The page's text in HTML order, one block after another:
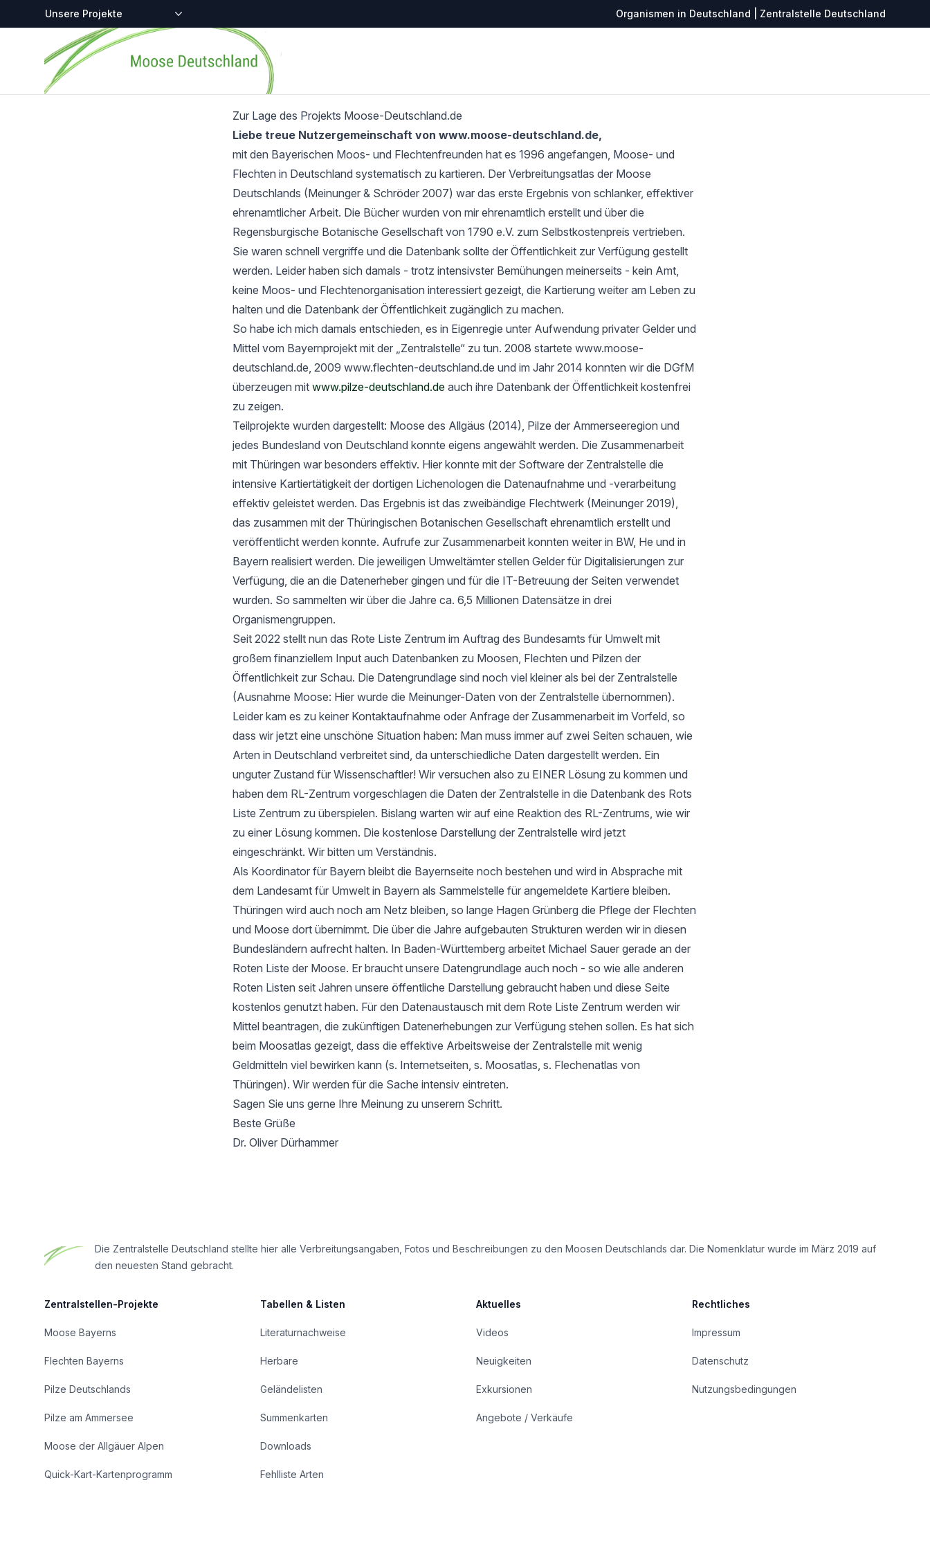
Zentralstellen-Projekte Organismen in Deutschland | Zentralstelle Deutschland
Startseite
Zur Lage des Projekts Moose-Deutschland.de
Liebe treue Nutzergemeinschaft von www.moose-deutschland.de,
mit den Bayerischen Moos- und Flechtenfreunden hat es 1996 angefangen, Moose- und
Flechten in Deutschland systematisch zu kartieren. Der Verbreitungsatlas der Moose
Deutschlands (Meinunger & Schröder 2007) war das erste Ergebnis von schlanker, effektiver
ehrenamtlicher Arbeit. Die Bücher wurden von mir ehrenamtlich erstellt und über die
Regensburgische Botanische Gesellschaft von 1790 e.V. zum Selbstkostenpreis vertrieben.
Sie waren schnell vergriffe und die Datenbank sollte der Öffentlichkeit zur Verfügung gestellt
werden. Leider haben sich damals - trotz intensivster Bemühungen meinerseits - kein Amt,
keine Moos- und Flechtenorganisation interessiert gezeigt, die Kartierung weiter am Leben zu
halten und die Datenbank der Öffentlichkeit zugänglich zu machen.
So habe ich mich damals entschieden, es in Eigenregie unter Aufwendung privater Gelder und
Mittel vom Bayernprojekt mit der „Zentralstelle“ zu tun. 2008 startete www.moose-
deutschland.de, 2009 www.flechten-deutschland.de und im Jahr 2014 konnten wir die DGfM
überzeugen mit www.pilze-deutschland.de auch ihre Datenbank der Öffentlichkeit kostenfrei
zu zeigen.
Teilprojekte wurden dargestellt: Moose des Allgäus (2014), Pilze der Ammerseeregion und
jedes Bundesland von Deutschland konnte eigens angewählt werden. Die Zusammenarbeit
mit Thüringen war besonders effektiv. Hier konnte mit der Software der Zentralstelle die
intensive Kartiertätigkeit der dortigen Lichenologen die Datenaufnahme und -verarbeitung
effektiv geleistet werden. Das Ergebnis ist das zweibändige Flechtwerk (Meinunger 2019),
das zusammen mit der Thüringischen Botanischen Gesellschaft ehrenamtlich erstellt und
veröffentlicht werden konnte. Aufrufe zur Zusammenarbeit konnten weiter in BW, He und in
Bayern realisiert werden. Die jeweiligen Umweltämter stellen Gelder für Digitalisierungen zur
Verfügung, die an die Datenerheber gingen und für die IT-Betreuung der Seiten verwendet
wurden. So sammelten wir über die Jahre ca. 6,5 Millionen Datensätze in drei
Organismengruppen.
Seit 2022 stellt nun das Rote Liste Zentrum im Auftrag des Bundesamts für Umwelt mit
großem finanziellem Input auch Datenbanken zu Moosen, Flechten und Pilzen der
Öffentlichkeit zur Schau. Die Datengrundlage sind noch viel kleiner als bei der Zentralstelle
(Ausnahme Moose: Hier wurde die Meinunger-Daten von der Zentralstelle übernommen).
Leider kam es zu keiner Kontaktaufnahme oder Anfrage der Zusammenarbeit im Vorfeld, so
dass wir jetzt eine unschöne Situation haben: Man muss immer auf zwei Seiten schauen, wie
Arten in Deutschland verbreitet sind, da unterschiedliche Daten dargestellt werden. Ein
unguter Zustand für Wissenschaftler! Wir versuchen also zu EINER Lösung zu kommen und
haben dem RL-Zentrum vorgeschlagen die Daten der Zentralstelle in die Datenbank des Rots
Liste Zentrum zu überspielen. Bislang warten wir auf eine Reaktion des RL-Zentrums, wie wir
zu einer Lösung kommen. Die kostenlose Darstellung der Zentralstelle wird jetzt
eingeschränkt. Wir bitten um Verständnis.
Als Koordinator für Bayern bleibt die Bayernseite noch bestehen und wird in Absprache mit
dem Landesamt für Umwelt in Bayern als Sammelstelle für angemeldete Kartiere bleiben.
Thüringen wird auch noch am Netz bleiben, so lange Hagen Grünberg die Pflege der Flechten
und Moose dort übernimmt. Die über die Jahre aufgebauten Strukturen werden wir in diesen
Bundesländern aufrecht halten. In Baden-Württemberg arbeitet Michael Sauer gerade an der
Roten Liste der Moose. Er braucht unsere Datengrundlage auch noch - so wie alle anderen
Roten Listen seit Jahren unsere öffentliche Darstellung gebraucht haben und diese Seite
kostenlos genutzt haben. Für den Datenaustausch mit dem Rote Liste Zentrum werden wir
Mittel beantragen, die zukünftigen Datenerhebungen zur Verfügung stehen sollen. Es hat sich
beim Moosatlas gezeigt, dass die effektive Arbeitsweise der Zentralstelle mit wenig
Geldmitteln viel bewirken kann (s. Internetseiten, s. Moosatlas, s. Flechenatlas von
Thüringen). Wir werden für die Sache intensiv eintreten.
Sagen Sie uns gerne Ihre Meinung zu unserem Schritt.
Beste Grüße
Dr. Oliver Dürhammer
Die Zentralstelle Deutschland stellte hier alle Verbreitungsangaben, Fotos und Beschreibungen zu den Moosen Deutschlands dar. Die Nomenklatur wurde im März 2019 auf
den neuesten Stand gebracht.
Zentralstellen-Projekte
Moose Bayerns
Flechten Bayerns
Pilze Deutschlands
Pilze am Ammersee
Moose der Allgäuer Alpen
Quick-Kart-Kartenprogramm
Tabellen & Listen
Literaturnachweise
Herbare
Geländelisten
Summenkarten
Downloads
Fehlliste Arten
Aktuelles
Videos
Neuigkeiten
Exkursionen
Angebote / Verkäufe
Rechtliches
Impressum
Datenschutz
Nutzungsbedingungen